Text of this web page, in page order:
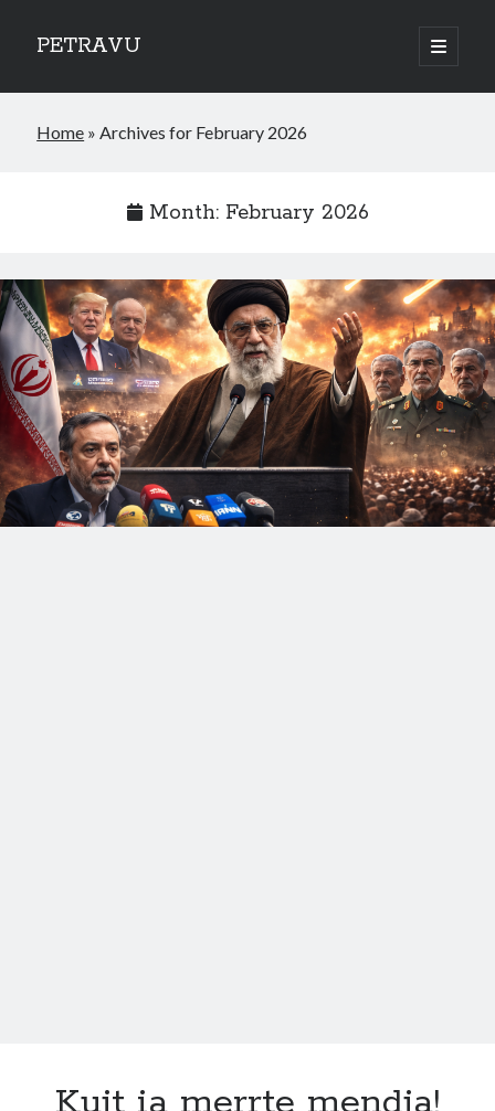
PETRAVU
open
primary
Sidebar
Bank
Home »Archives for February 2026
Month: February 2026